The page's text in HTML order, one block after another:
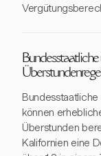
können
Überstunden
Kalifornien eine